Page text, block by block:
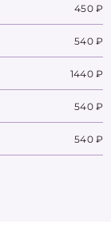
450 ₽
540 ₽
1440 ₽
540 ₽
540 ₽